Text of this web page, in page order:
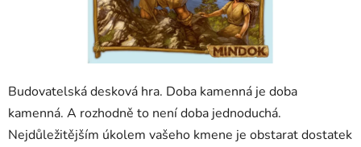
Budovatelská desková hra. Doba kamenná je doba
kamenná. A rozhodně to není doba jednoduchá.
Nejdůležitějším úkolem vašeho kmene je obstarat dostatek